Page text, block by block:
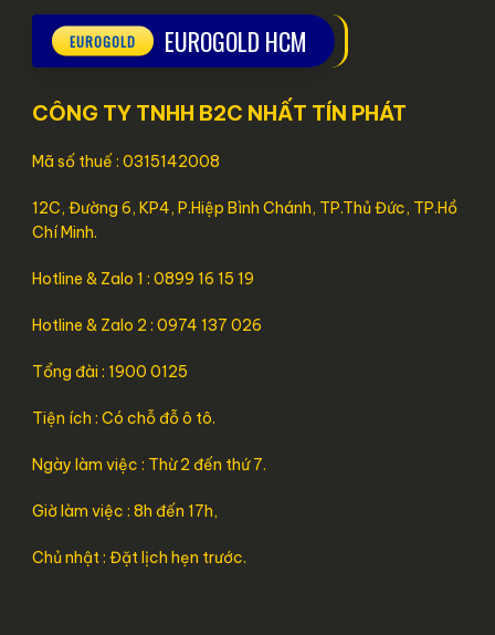
EUROGOLD HCM
CÔNG TY TNHH B2C NHẤT TÍN PHÁT
Mã số thuế : 0315142008
12C, Đường 6, KP4, P.Hiệp Bình Chánh, TP.Thủ Đức, TP.Hồ
Chí Minh.
Hotline & Zalo 1 : 0899 16 15 19
Hotline & Zalo 2 : 0974 137 026
Tổng đài : 1900 0125
Tiện ích : Có chỗ đỗ ô tô.
Ngày làm việc : Thừ 2 đến thứ 7.
Giờ làm việc : 8h đến 17h,
Chủ nhật : Đặt lịch hẹn trước.